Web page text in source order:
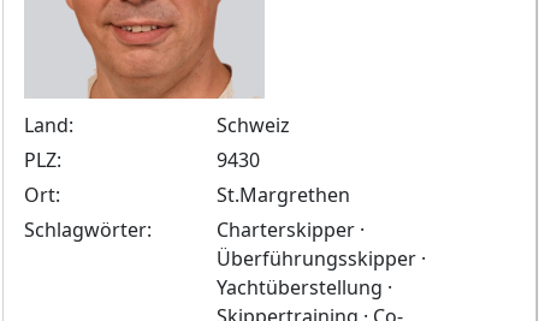
Land:
Schweiz
PLZ:
9430
Ort:
St.Margrethen
Schlagwörter:
Charterskipper ·
Überführungsskipper ·
Yachtüberstellung ·